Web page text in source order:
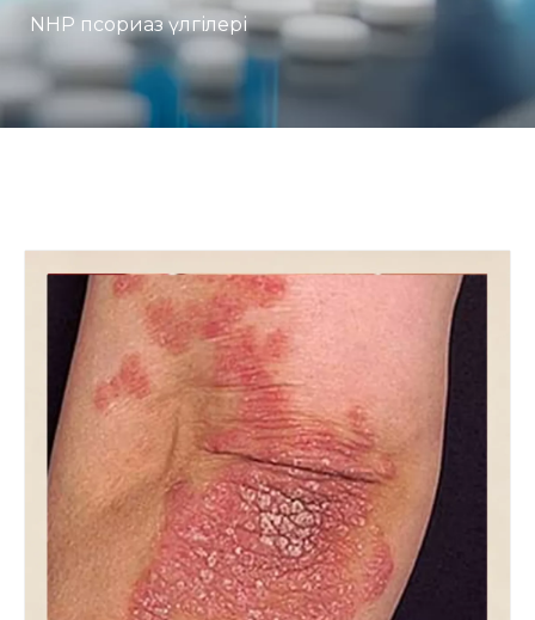
NHP псориаз үлгілері